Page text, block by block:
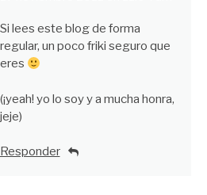
Si lees este blog de forma
regular, un poco friki seguro que
eres
(¡yeah! yo lo soy y a mucha honra,
jeje)
Responder